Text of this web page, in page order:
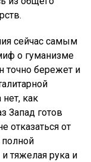
сейчас самым
о гуманизме
точно бережет и
как
Запад готов
отказаться от
полной
тяжелая рука и